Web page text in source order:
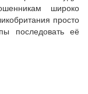
широко
просто
последовать её